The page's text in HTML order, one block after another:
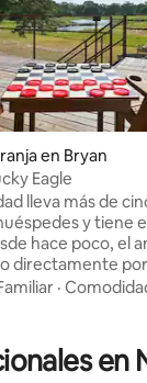
5, 175 reseñas
en Bryan
Eagle
lleva más de
y tiene
hace poco, el
directamente por
la finalización
rústico pero
·
en